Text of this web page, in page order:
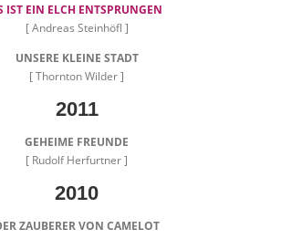
IST EIN ELCH ENTSPRUNGEN
[ Andreas Steinhöfl ]
UNSERE KLEINE STADT
[ Thornton Wilder ]
2011
GEHEIME FREUNDE
[ Rudolf Herfurtner ]
2010
ZAUBERER VON CAMELOT